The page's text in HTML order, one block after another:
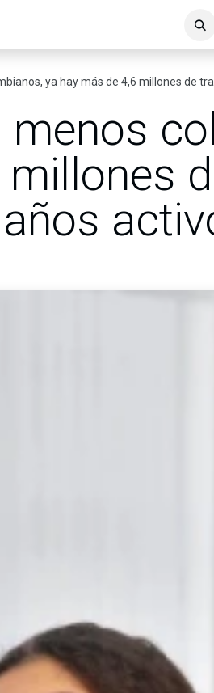
ya hay más de 4,6 millones de